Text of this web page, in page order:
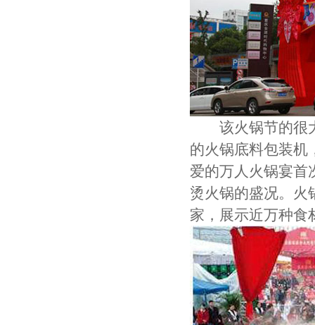
该火锅节的很
的火锅底料包装机
爱的万人火锅宴首
烫火锅的盛况。火
家，展示近万种食